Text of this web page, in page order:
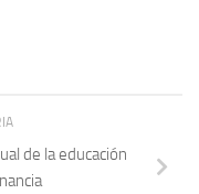
de la educación